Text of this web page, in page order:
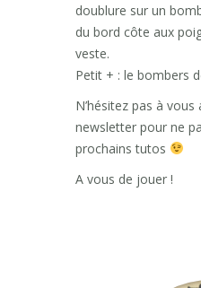
doublure sur un
du bord côte aux
veste.
Petit + : le bombers
N’hésitez pas à
newsletter pour ne
prochains tutos
A vous de jouer !